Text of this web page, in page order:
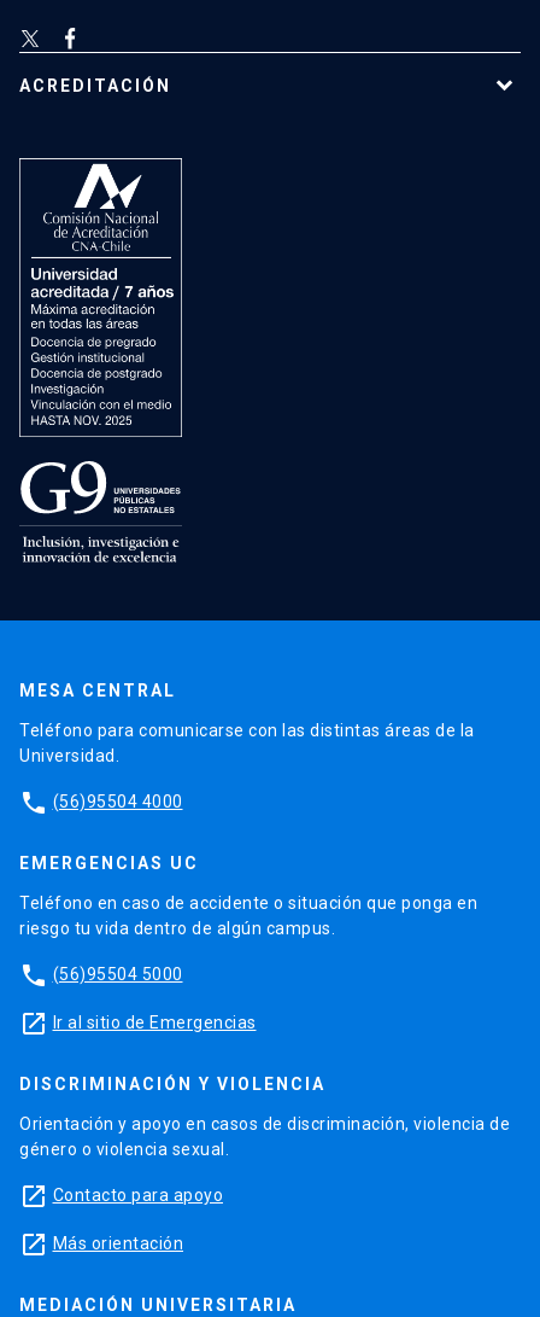
ACREDITACIÓN
MESA CENTRAL
Teléfono para comunicarse con las distintas áreas de la
Universidad.
phone (56)95504 4000
EMERGENCIAS UC
Teléfono en caso de accidente o situación que ponga en
riesgo tu vida dentro de algún campus.
phone (56)95504 5000
launch Ir al sitio de Emergencias
DISCRIMINACIÓN Y VIOLENCIA
Orientación y apoyo en casos de discriminación, violencia de
género o violencia sexual.
launch Contacto para apoyo
launch Más orientación
MEDIACIÓN UNIVERSITARIA